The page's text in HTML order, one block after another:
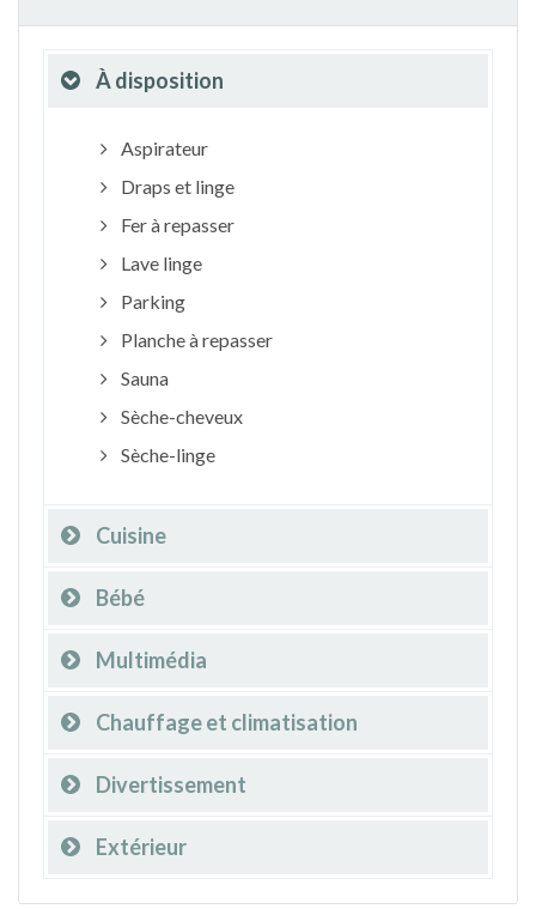
À disposition
Aspirateur
Draps et linge
Fer à repasser
Lave linge
Parking
Planche à repasser
Sauna
Sèche-cheveux
Sèche-linge
Cuisine
Bébé
Multimédia
Chauffage et climatisation
Divertissement
Extérieur